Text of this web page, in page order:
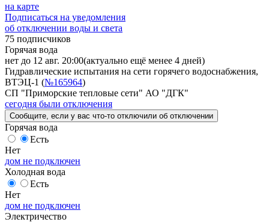
на карте
Подписаться на уведомления
об отключении воды и света
75 подписчиков
Горячая вода
нет до 12 авг. 20:00(актуально ещё менее 4 дней)
Гидравлические испытания на сети горячего водоснабжения,
ВТЭЦ-1 (№165964)
СП "Приморские тепловые сети" АО "ДГК"
сегодня были отключения
Сообщите , если у вас что-то отключили об отключении
Горячая вода
Есть
Нет
дом не подключен
Холодная вода
Есть
Нет
дом не подключен
Электричество